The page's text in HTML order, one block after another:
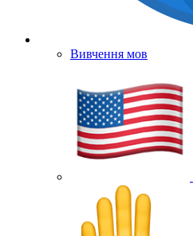
Вивчення мов